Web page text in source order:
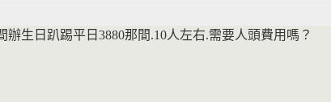
辦生日趴踢平日3880那間.10人左右.需要人頭費用嗎？